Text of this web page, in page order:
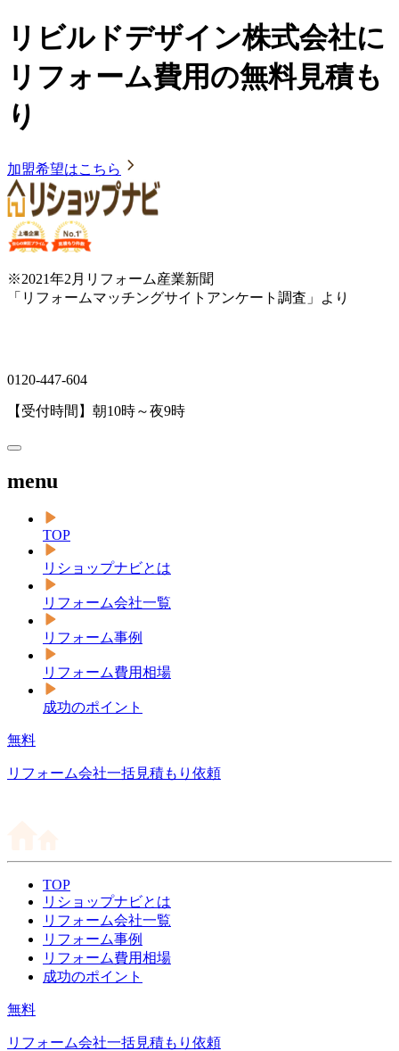
リビルドデザイン株式会社に
リフォーム費用の無料見積も
り
加盟希望はこちら
※2021年2月リフォーム産業新聞
「リフォームマッチングサイトアンケート調査」より
0120-447-604
【受付時間】朝10時～夜9時
menu
TOP
リショップナビとは
リフォーム会社一覧
リフォーム事例
リフォーム費用相場
成功のポイント
無料
リフォーム会社一括見積もり依頼
TOP
リショップナビとは
リフォーム会社一覧
リフォーム事例
リフォーム費用相場
成功のポイント
無料
リフォーム会社一括見積もり依頼